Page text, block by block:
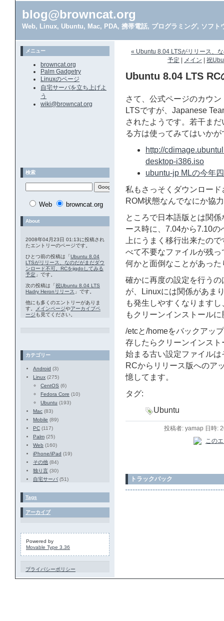
blog@browncat.org
Web, Linux, Ubuntu, Mac, PDA, 携帯電話, プログラミング, ソフト
« Ubuntu 8.04 LTSがリリース、
予定
メイン 祝
Ubuntu 8.04 LTS RC
さて、公式ページのカウ
LTSですが、Japanese
されたようです。若干ま
る方は使ってみてはいか
http://
desktop-i386.iso
ubuntu-jp MLの今年
私もさっそくダウンロー
ROM状態なんでなにか協
ところで日本語版とは関
ース時に、7.04から7.10
上にうまく移行出来たの
べて不要なファイルが残
何かと面倒なことがあった
確かに再度の設定を行う
が、Linuxには関係があま
も発生しやすくなります
もクリーンインストール
/etcと/homeをバックアッ
存したらクリーンインス
始まる古い設定ファイル
RCからリリース版へのア
憶してます。
タグ:
Ubuntu
投稿者: yamap 日時:
トラックバック
メニュー
browncat.org
Palm Gadgetry
Linuxのページ
自宅サーバを立ち上げよ
う
wiki@browncat.org
検索
Web browncat.org
About
2008年04月23日 01:13に投稿され
たエントリーのページです。
ひとつ前の投稿は「Ubuntu 8.04
LTSがリリース、なのだがまだダウ
ンロード不可。RCをjigdoしてみる
予定 」です。
次の投稿は「祝Ubuntu 8.04 LTS
Hadry Heronリリース 」です。
他にも多くのエントリーがありま
す。
メインページやアーカイブペ
ージ も見てください。
カテゴリー
Android (3)
Linux (275)
CentOS (6)
Fedora Core (10)
Ubuntu (193)
Mac (83)
Mobile (89)
PC (117)
Palm (25)
Web (160)
iPhone/iPad (19)
その他 (84)
独り言 (30)
自宅サーバ (51)
Tags
アーカイブ
Powered by
Movable Type 3.36
プライバシーポリシー